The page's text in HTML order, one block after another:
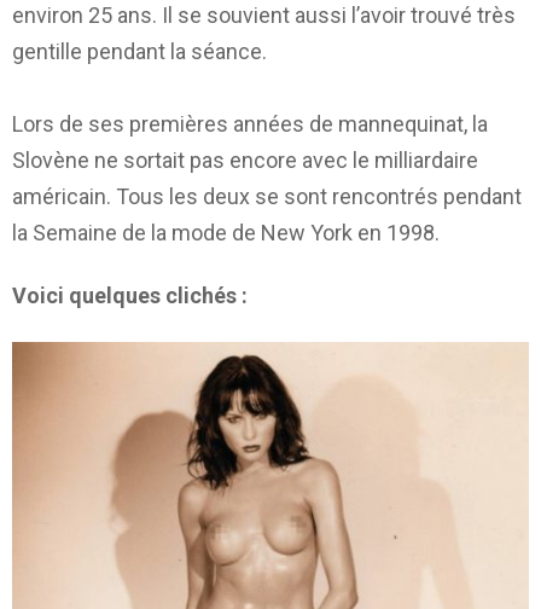
environ 25 ans. Il se souvient aussi l’avoir trouvé très
gentille pendant la séance.
Lors de ses premières années de mannequinat, la
Slovène ne sortait pas encore avec le milliardaire
américain. Tous les deux se sont rencontrés pendant
la Semaine de la mode de New York en 1998.
Voici quelques clichés :